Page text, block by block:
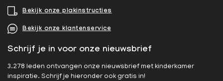
Bekijk onze plakinstructies
Bekijk onze klantenservice
Schrijf je in voor onze nieuwsbrief
3.278 leden ontvangen onze nieuwsbrief met kinderkamer
inspiratie. Schrijf je hieronder ook gratis in!